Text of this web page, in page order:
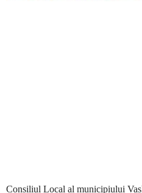
Consiliul Local al municipiului